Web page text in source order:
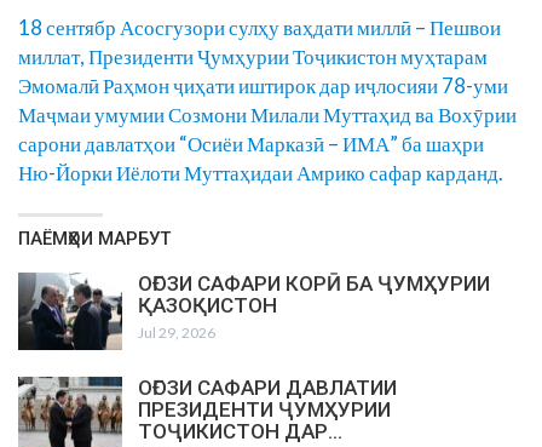
18 сентябр Асосгузори сулҳу ваҳдати миллӣ – Пешвои
миллат, Президенти Ҷумҳурии Тоҷикистон муҳтарам
Эмомалӣ Раҳмон ҷиҳати иштирок дар иҷлосияи 78-уми
Маҷмаи умумии Созмони Милали Муттаҳид ва Вохӯрии
сарони давлатҳои “Осиёи Марказӣ – ИМА” ба шаҳри
Ню-Йорки Иёлоти Муттаҳидаи Амрико сафар карданд.
ПАЁМҲОИ МАРБУТ
ОҒОЗИ САФАРИ КОРӢ БА ҶУМҲУРИИ
ҚАЗОҚИСТОН
Jul 29, 2026
ОҒОЗИ САФАРИ ДАВЛАТИИ
ПРЕЗИДЕНТИ ҶУМҲУРИИ
ТОҶИКИСТОН ДАР…